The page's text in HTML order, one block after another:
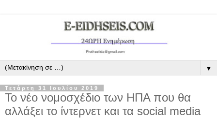
▼
Τετάρτη 31 Ιουλίου 2019
Το νέο νομοσχέδιο των ΗΠΑ που θα
αλλάξει το ίντερνετ και τα social media